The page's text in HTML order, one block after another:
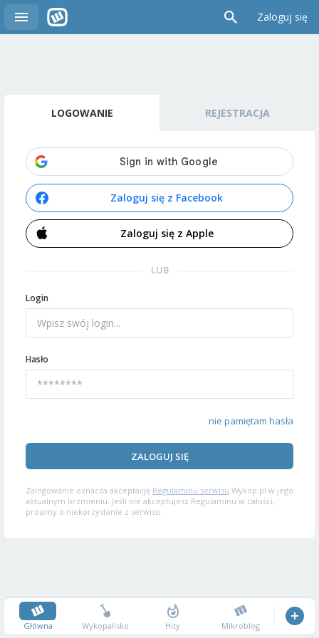
Zaloguj się
LOGOWANIE REJESTRACJA
Zaloguj się z Facebook
Zaloguj się z Apple
LUB
Login
Hasło
nie pamiętam hasła
ZALOGUJ SIĘ
Zalogowanie oznacza akceptację Regulaminu serwisu Wykop.pl w jego
aktualnym brzmieniu. Jeśli nie akceptujesz Regulaminu w całości,
prosimy o niekorzystanie z serwisu.
Główna Wykopalisko Hity Mikroblog